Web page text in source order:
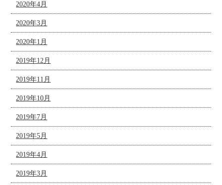
2020年4月
2020年3月
2020年1月
2019年12月
2019年11月
2019年10月
2019年7月
2019年5月
2019年4月
2019年3月